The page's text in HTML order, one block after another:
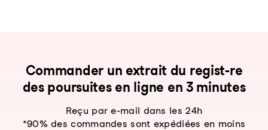
Com­man­der un ex­trait du re­gist-re
des pour­sui­tes en li­gne en 3 mi­nu­tes
Reçu par e-mail dans les 24h
*90% des commandes sont expédiées en moins